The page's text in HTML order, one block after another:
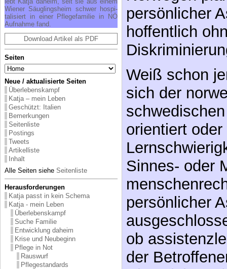
Wie­ner Säug­lings­heim schwer hos­pi­
ta­li­siert in ei­ner Pfle­ge­fa­mi­lie in NÖ
Auf­nah­me fand.
Download Artikel als PDF
Seiten
Neue / aktualisierte Seiten
Überlebenskampf
Katja – mein Leben
Geschützt: Italien
Bemerkungen
Seitenliste
Postings
Tweets
Artikelliste
Inhalt
Alle Seiten siehe Seitenliste
Herausforderungen
Katja passt in kein Schema
Katja - mein Leben
Überlebenskampf
Suche Familie
Entwicklung daheim
Krise und Neubeginn
Pflege in Not
Rauswurf
Pflegestandards
persönlicher
hoffentlich
Weiß schon
sich der
orientiert
Sinnes- oder
persönlicher
ob
der